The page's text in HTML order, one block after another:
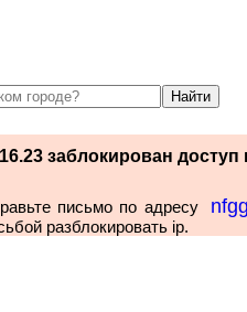
заблокирован доступ
письмо по адресу
разблокировать ip.